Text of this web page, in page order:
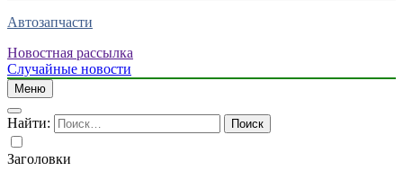
Автозапчасти
Новостная рассылка
Случайные новости
Меню
Найти:
Заголовки